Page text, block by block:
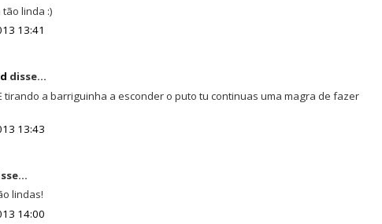
linda :)
13:41
disse...
tirando a barriguinha a esconder o puto tu continuas uma magra de fazer
13:43
lindas!
14:00